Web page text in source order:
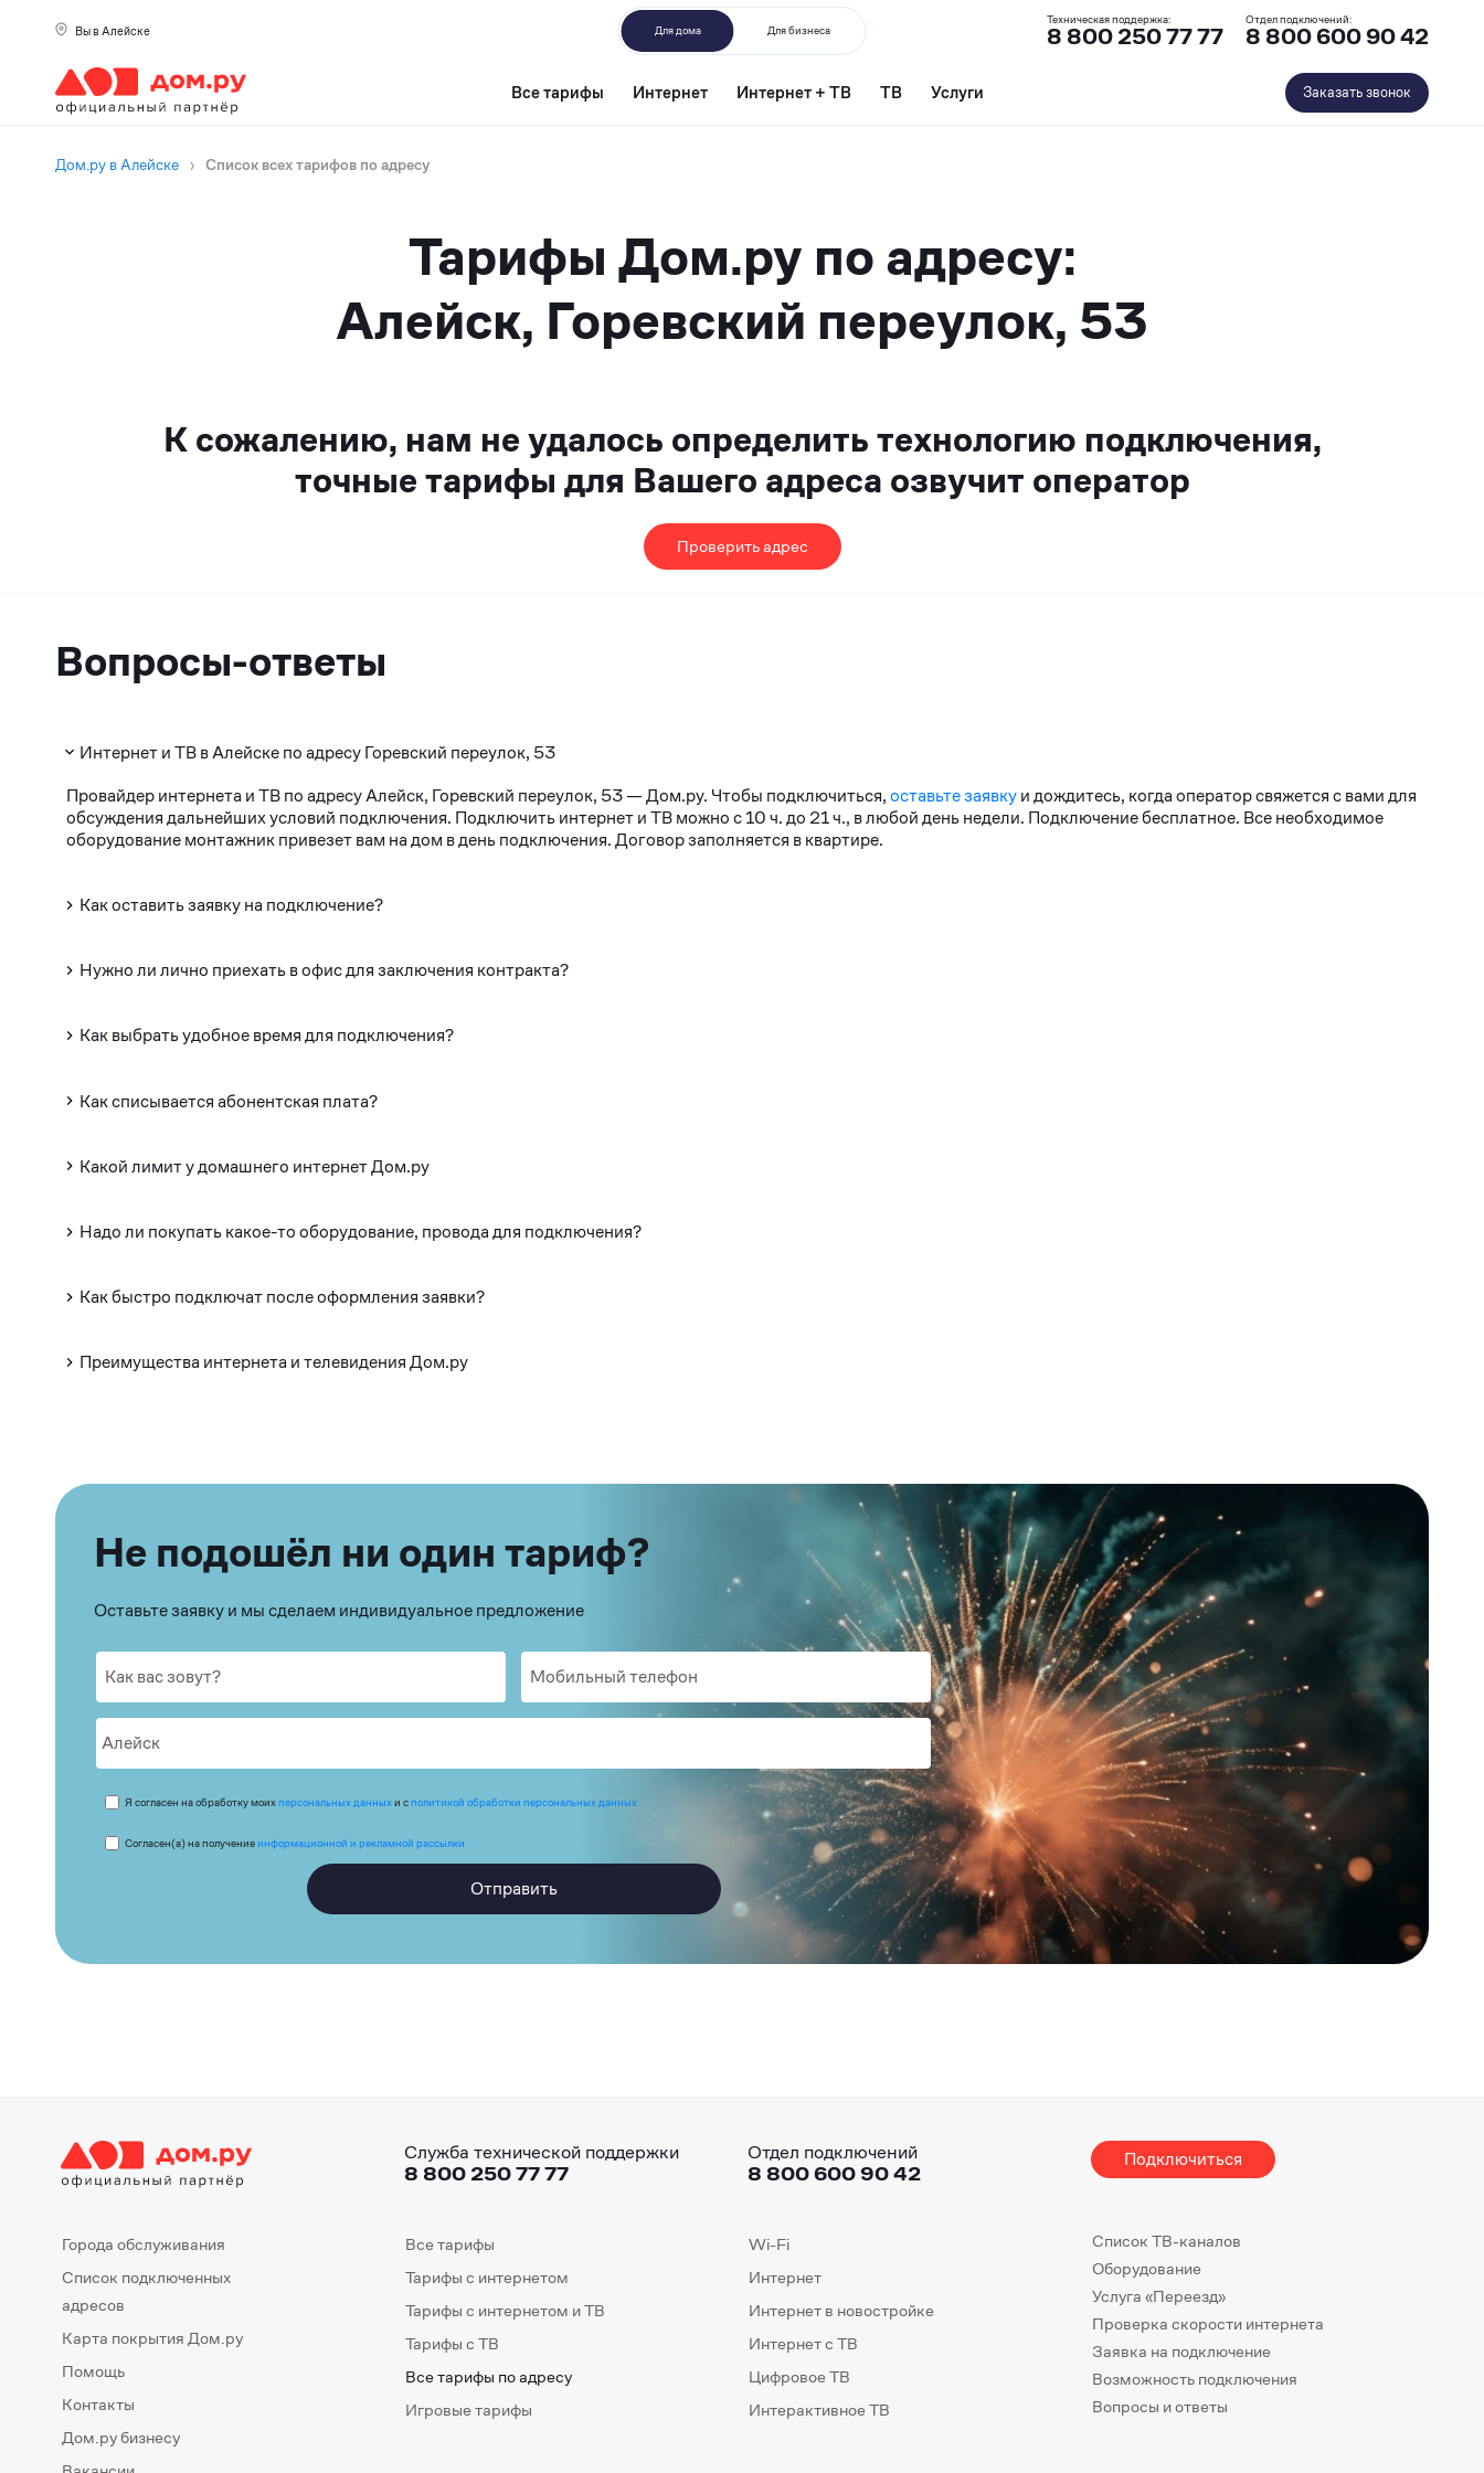
Вы в Алейске Для дома Для бизнеса
Техническая поддержка:
8 800 250 77 77
Отдел подключений:
8 800 600 90 42
Все тарифы Интернет Интернет + ТВ ТВ Услуги Заказать звонок
Дом.ру в Алейске › Список всех тарифов по адресу
Тарифы Дом.ру по адресу:
Алейск, Горевский переулок, 53
К сожалению, нам не удалось определить технологию подключения,
точные тарифы для Вашего адреса озвучит оператор
Проверить адрес
Вопросы-ответы
Интернет и ТВ в Алейске по адресу Горевский переулок, 53
Провайдер интернета и ТВ по адресу Алейск, Горевский переулок, 53 — Дом.ру. Чтобы подключиться,оставьте заявкуи дождитесь, когда оператор свяжется с вами для
обсуждения дальнейших условий подключения. Подключить интернет и ТВ можно с 10 ч. до 21 ч., в любой день недели. Подключение бесплатное. Все необходимое
оборудование монтажник привезет вам на дом в день подключения. Договор заполняется в квартире.
Как оставить заявку на подключение?
Нужно ли лично приехать в офис для заключения контракта?
Как выбрать удобное время для подключения?
Как списывается абонентская плата?
Какой лимит у домашнего интернет Дом.ру
Надо ли покупать какое-то оборудование, провода для подключения?
Как быстро подключат после оформления заявки?
Преимущества интернета и телевидения Дом.ру
Не подошёл ни один тариф?
Оставьте заявку и мы сделаем индивидуальное предложение
Я согласен на обработку моихперсональных данныхи сполитикой обработки персональных данных
Согласен(а) на получениеинформационной и рекламной рассылки
Отправить
Служба технической поддержки
8 800 250 77 77
Отдел подключений
8 800 600 90 42
Подключиться
Города обслуживания
Список подключенных
адресов
Карта покрытия Дом.ру
Помощь
Контакты
Дом.ру бизнесу
Все тарифы
Тарифы с интернетом
Тарифы с интернетом и ТВ
Тарифы с ТВ
Все тарифы по адресу
Игровые тарифы
Wi-Fi
Интернет
Интернет в новостройке
Интернет с ТВ
Цифровое ТВ
Интерактивное ТВ
Список ТВ-каналов
Оборудование
Услуга «Переезд»
Проверка скорости интернета
Заявка на подключение
Возможность подключения
Вопросы и ответы